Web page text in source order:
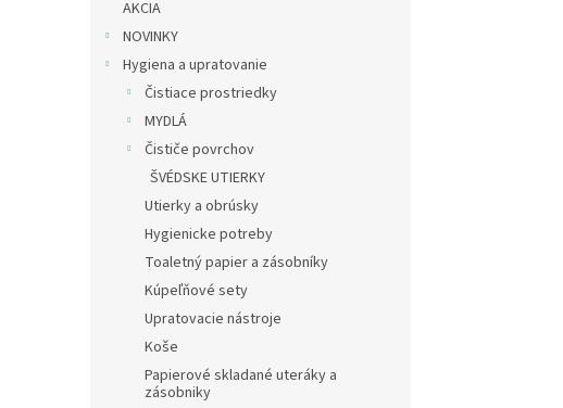
AKCIA
NOVINKY
Hygiena a upratovanie
Čistiace prostriedky
MYDLÁ
Čističe povrchov
ŠVÉDSKE UTIERKY
Utierky a obrúsky
Hygienicke potreby
Toaletný papier a zásobníky
Kúpeľňové sety
Upratovacie nástroje
Koše
Papierové skladané uteráky a
zásobniky